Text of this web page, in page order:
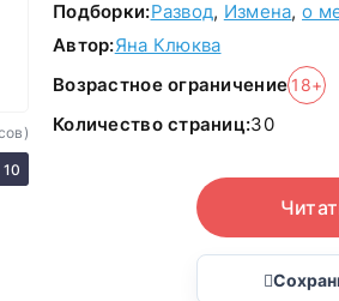
10
Подборки:Развод, Измена,о
Автор:Яна Клюква
Возрастное ограничение 18+
Количество страниц:30